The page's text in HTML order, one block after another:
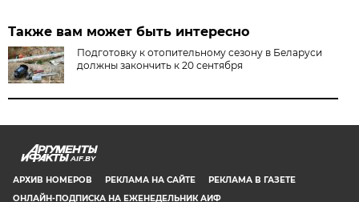
Также вам может быть интересно
Подготовку к отопительному сезону в Беларуси
должны закончить к 20 сентября
AIF.BY
АРХИВ НОМЕРОВ РЕКЛАМА НА САЙТЕ
РЕКЛАМА В ГАЗЕТЕ
ОНЛАЙН-ПОДПИСКА НА ЕЖЕНЕДЕЛЬНИК АИФ